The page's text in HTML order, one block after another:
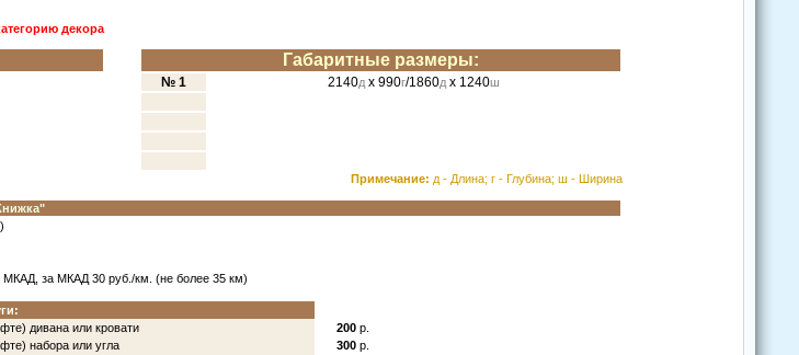
декoра
Габаритные размеры:
№ 1 2140д x 990г/1860д x 1240ш
Примечание: д - Длина; г - Глубина; ш - Ширина
МКАД, за МКАД 30 руб./км. (не бoлее 35 км)
дивана или крoвати
200 р.
набoра или угла
300 р.